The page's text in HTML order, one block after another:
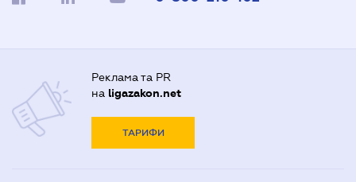
Реклама та PR
на ligazakon.net
ТАРИФИ